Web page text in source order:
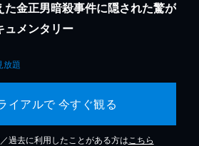
金正男暗殺事件に隠された驚が
ュメンタリー
放題
イアルで 今すぐ観る
過去に利用したことがある方は こちら